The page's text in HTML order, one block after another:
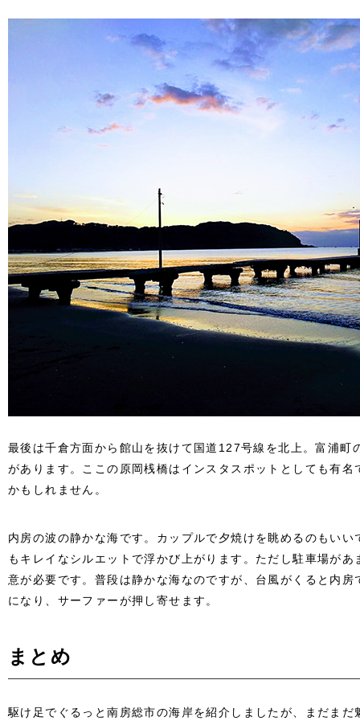
最後は千倉方面から館山を抜けて国道127号線を北上。富浦町
があります。ここの原岡桟橋はインスタスポットとしても有
かもしれません。
内房の波の静かな海です。カップルで夕焼けを眺めるのもい
もキレイなシルエットで浮かび上がります。ただし駐車場が
意が必要です。普段は静かな海なのですが、台風がくると内
になり、サーファーが押し寄せます。
まとめ
駆け足でぐるっと南房総市の海岸を紹介しましたが、まだま